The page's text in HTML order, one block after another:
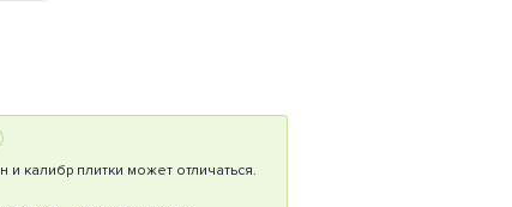
и калибр плитки может отличаться.